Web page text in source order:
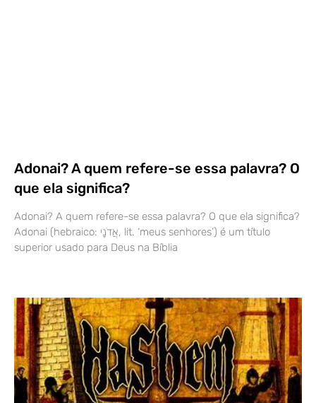
Adonai? A quem refere-se essa palavra? O
que ela significa?
Adonai? A quem refere-se essa palavra? O que ela significa?
Adonai (hebraico: אֲדֹנָי, lit. ‘meus senhores’) é um título
superior usado para Deus na Bíblia